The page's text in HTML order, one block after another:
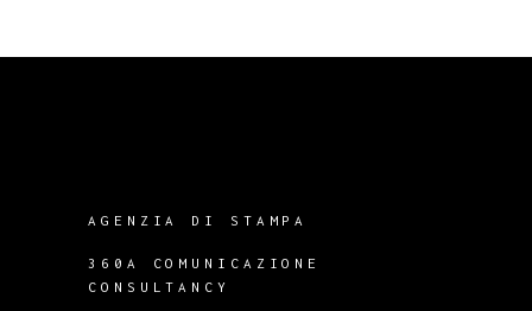
AGENZIA DI STAMPA
360A COMUNICAZIONE
CONSULTANCY